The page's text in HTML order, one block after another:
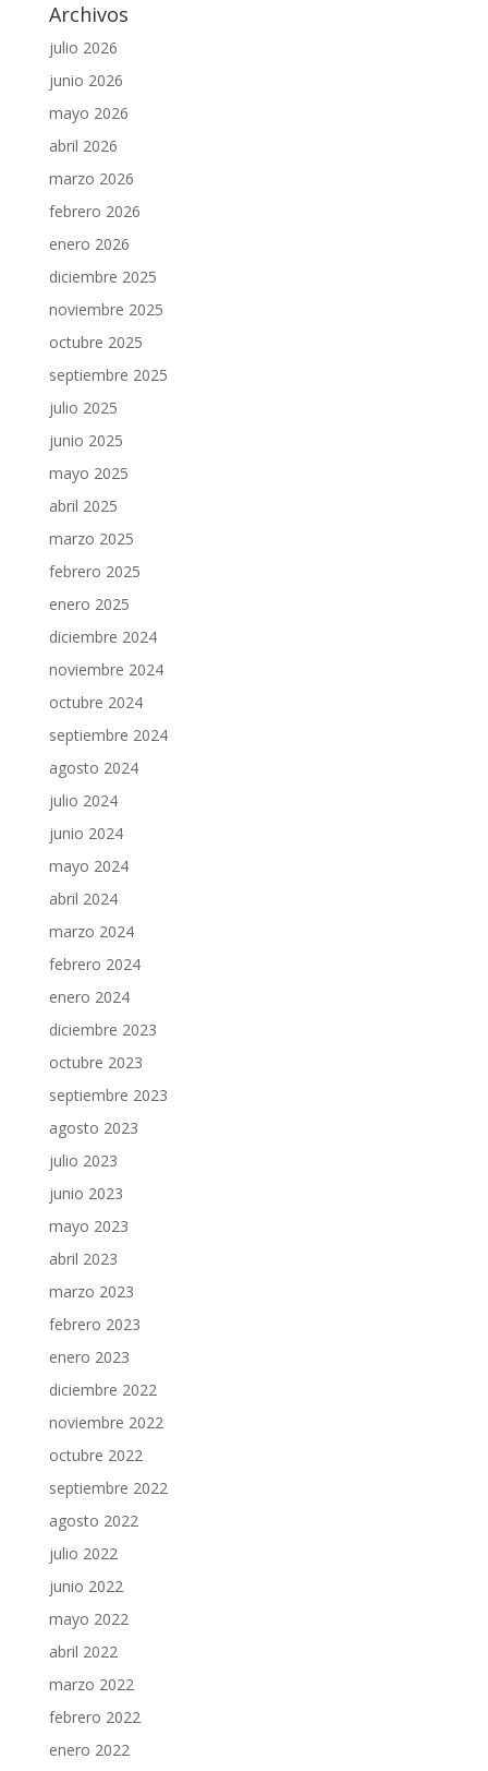
Archivos
julio 2026
junio 2026
mayo 2026
abril 2026
marzo 2026
febrero 2026
enero 2026
diciembre 2025
noviembre 2025
octubre 2025
septiembre 2025
julio 2025
junio 2025
mayo 2025
abril 2025
marzo 2025
febrero 2025
enero 2025
diciembre 2024
noviembre 2024
octubre 2024
septiembre 2024
agosto 2024
julio 2024
junio 2024
mayo 2024
abril 2024
marzo 2024
febrero 2024
enero 2024
diciembre 2023
octubre 2023
septiembre 2023
agosto 2023
julio 2023
junio 2023
mayo 2023
abril 2023
marzo 2023
febrero 2023
enero 2023
diciembre 2022
noviembre 2022
octubre 2022
septiembre 2022
agosto 2022
julio 2022
junio 2022
mayo 2022
abril 2022
marzo 2022
febrero 2022
enero 2022